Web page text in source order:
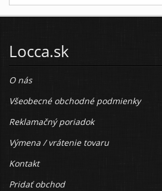
Locca.sk
O nás
Všeobecné obchodné podmienky
Reklamačný poriadok
Výmena / vrátenie tovaru
Kontakt
Pridať obchod